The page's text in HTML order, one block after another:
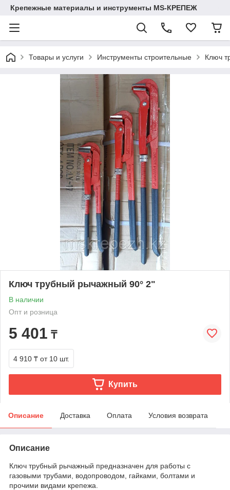
Крепежные материалы и инструменты MS-КРЕПЕЖ
Товары и услуги Инструменты строительные Ключ
Ключ трубный рычажный 90° 2"
В наличии
Опт и розница
5 401 ₸
4 910 ₸ от 10 шт.
Купить
Описание Доставка Оплата Условия возврата
Описание
Ключ трубный рычажный предназначен для работы с
газовыми трубами, водопроводом, гайками, болтами и
прочими видами крепежа.